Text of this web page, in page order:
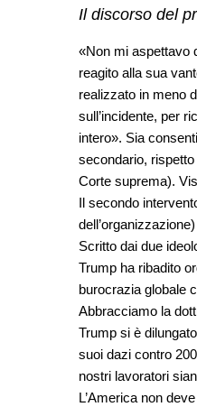
Il discorso del
«Non mi aspettavo
reagito alla sua
realizzato in meno
sull’incidente, per
intero». Sia
secondario,
Corte suprema).
Il secondo
Scritto dai due
Trump ha ribadito
burocrazia globale
Abbracciamo la
Trump si è
suoi dazi contro
nostri lavoratori
L’America non